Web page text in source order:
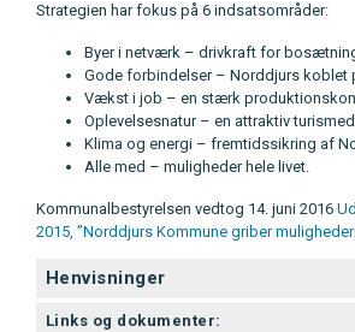
Strategien har fokus på 6 indsatsområder:
Byer i netværk – drivkraft for
Gode forbindelser – Norddjurs koblet
Vækst i job – en stærk
Oplevelsesnatur – en attraktiv
Klima og energi – fremtidssikring af
Alle med – muligheder hele livet.
Kommunalbestyrelsen vedtog 14. juni 2016
2015, ”Norddjurs Kommune griber
Henvisninger
Links og dokumenter: